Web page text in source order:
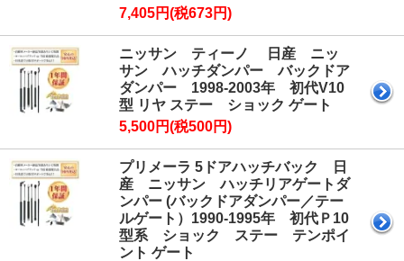
7,405円(税673円)
ニッサン ティーノ 日産 ニッ
サン ハッチダンパー バックドア
ダンパー 1998-2003年 初代V10
型 リヤ ステー ショック ゲート
5,500円(税500円)
プリメーラ 5ドアハッチバック 日
産 ニッサン ハッチリアゲートダ
ンパー (バックドアダンパー／テー
ルゲート）1990-1995年 初代Ｐ10
型系 ショック ステー テンポイ
ント ゲート